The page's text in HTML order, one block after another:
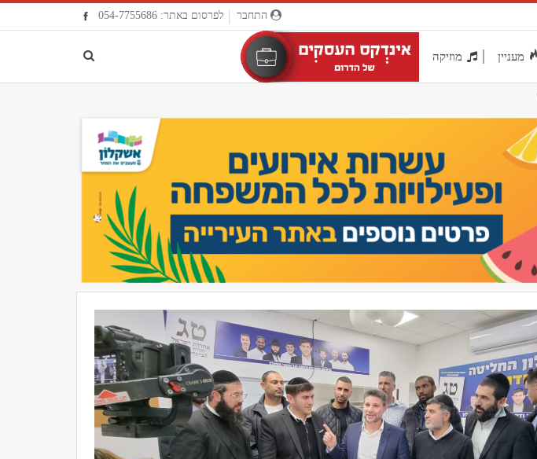
לפרסום באתר: 054-7755686 התחבר
מעניין מוזיקה